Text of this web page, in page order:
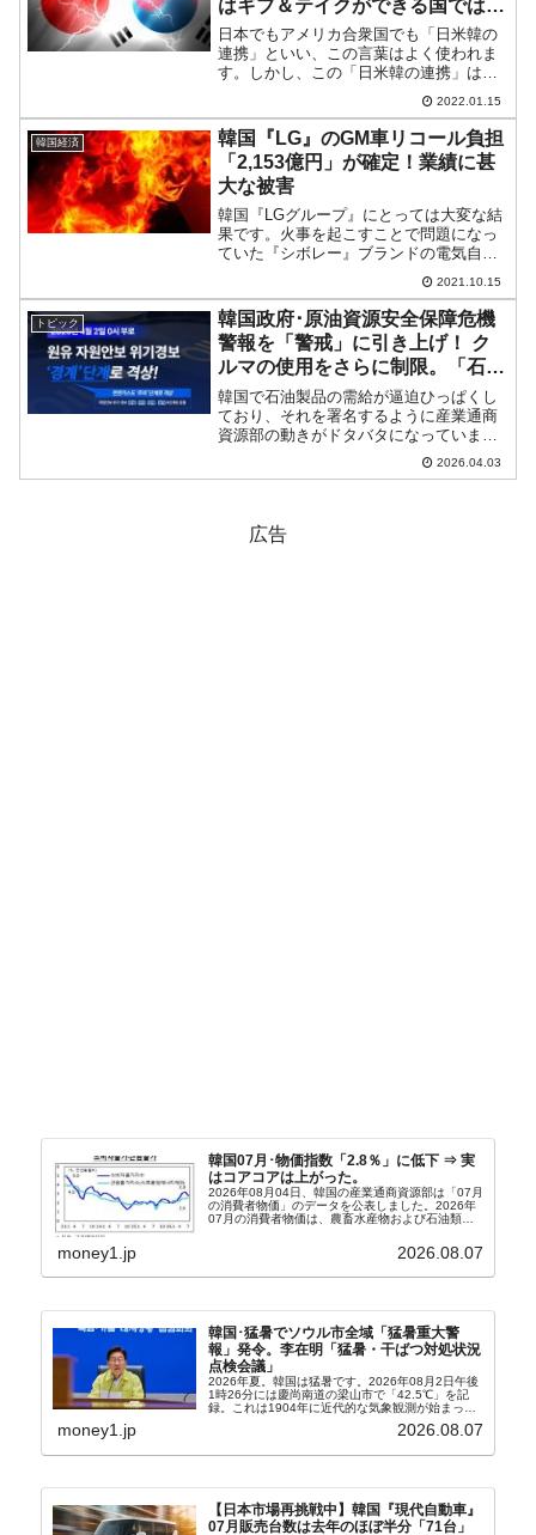
はギブ＆テイクができる国ではな
い」
日本でもアメリカ合衆国でも「日米韓の
連携」といい、この言葉はよく使われま
す。しかし、この「日米韓の連携」は日
本の政治家は使うべきではない、と鈴置
高史先生が指摘していらっしゃいます。
鈴置先生は韓国に対して非常に正確で透
徹した視点をお持ちです。...
2022.01.15
韓国経済
韓国『LG』のGM車リコール負担
「2,153億円」が確定！業績に甚
大な被害
韓国『LGグループ』にとっては大変な結
果です。火事を起こすことで問題になっ
ていた『シボレー』ブランドの電気自動
車「ボルト」（シボレーは『GM』傘
下）。↑電気自動車「ボルトEV」発火の
原因は『LGエネルギーソリューション』
（当時は『LG化学』...
2021.10.15
トピック
韓国政府･原油資源安全保障危機
警報を「警戒」に引き上げ！ ク
ルマの使用をさらに制限。「石油
製品足りてる？」会議を急きょ開
催
韓国で石油製品の需給が逼迫ひっぱくし
ており、それを署名するように産業通商
資源部の動きがドタバタになっていま
す。2026年04月02日、韓国の産業通商資
源部が「중동전쟁에 따른 업종별 석유화
2026.04.03
広告
韓国07月･物価指数「2.8％」に低下 ⇒ 実
はコアコアは上がった。
2026年08月04日、韓国の産業通商資源部は「07月
の消費者物価」のデータを公表しました。2026年
07月の消費者物価は、農畜水産物および石油類の
2.8％上昇（06月は3.2％）となり、上昇率は前...
money1.jp 2026.08.07
韓国･猛暑でソウル市全域「猛暑重大警
報」発令。李在明「猛暑・干ばつ対処状況
点検会議」
2026年夏。韓国は猛暑です。2026年08月2日午後
1時26分には慶尚南道の梁山市で「42.5℃」を記
録。これは1904年に近代的な気象観測が始まって
ウル市全域への「猛暑重大警報」が発令され...
money1.jp 2026.08.07
【日本市場再挑戦中】韓国『現代自動車』
07月販売台数は去年のほぼ半分「71台」